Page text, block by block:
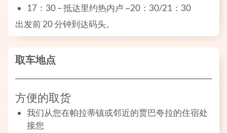
17：30 – 抵达里约热内卢 ~20：30/21：30
出发前 20 分钟到达码头。
取车地点
方便的取货
我们从您在帕拉蒂镇或邻近的贾巴夸拉的住宿处
接您